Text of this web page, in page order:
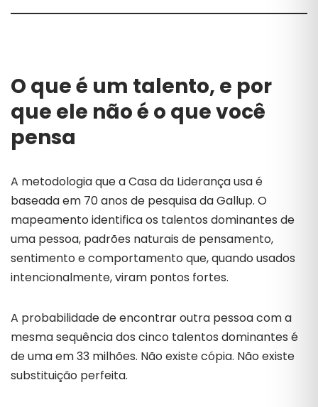
O que é um talento, e por
que ele não é o que você
pensa
A metodologia que a Casa da Liderança usa é
baseada em 70 anos de pesquisa da Gallup. O
mapeamento identifica os talentos dominantes de
uma pessoa, padrões naturais de pensamento,
sentimento e comportamento que, quando usados
intencionalmente, viram pontos fortes.
A probabilidade de encontrar outra pessoa com a
mesma sequência dos cinco talentos dominantes é
de uma em 33 milhões. Não existe cópia. Não existe
substituição perfeita.